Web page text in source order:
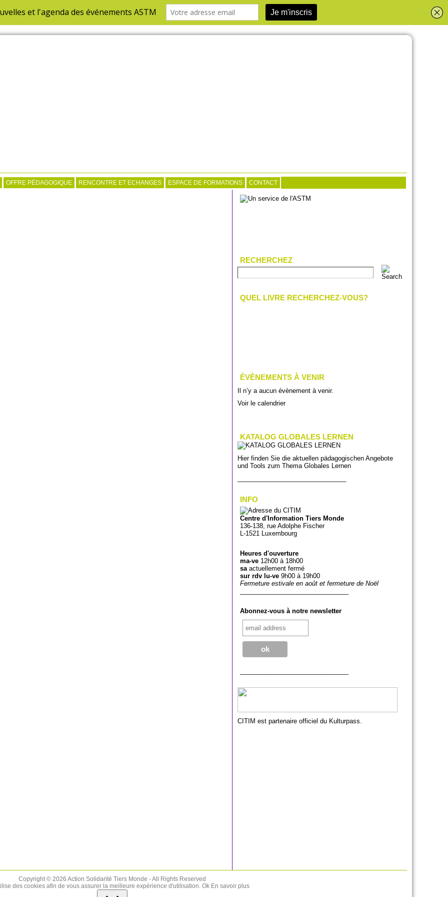
OFFRE PÉDAGOGIQUE RENCONTRE ET ECHANGES ESPACE DE FORMATIONS CONTACT
RECHERCHEZ
QUEL LIVRE RECHERCHEZ-VOUS?
ÉVÈNEMENTS À VENIR
Il n’y a aucun évènement à venir.
Voir le calendrier
KATALOG GLOBALES LERNEN
Hier finden Sie die aktuellen pädagogischen Angebote
und Tools zum Thema Globales Lernen
INFO
Centre d'Information Tiers Monde
136-138, rue Adolphe Fischer
L-1521 Luxembourg
Heures d'ouverture
ma-ve 12h00 à 18h00
saactuellement fermé
sur rdv lu-ve 9h00 à 19h00
Fermeture estivale en août et fermeture de Noël
Abonnez-vous à notre newsletter
CITIM est partenaire officiel du Kulturpass.
Copyright © 2026 Action Solidarité Tiers Monde - All Rights Reserved
des cookies afin de vous assurer la meilleure expérience d'utilisation. Ok En savoir plus